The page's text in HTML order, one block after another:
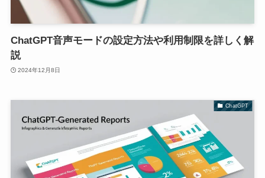
ChatGPT音声モードの設定方法や利用制限を詳しく解
説
2024年12月8日
ChatGPT